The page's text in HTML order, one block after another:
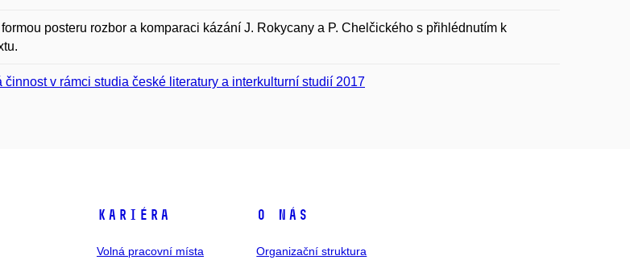
posteru rozbor a komparaci kázání J. Rokycany a P. Chelčického s přihlédnutím k
činnost v rámci studia české literatury a interkulturní studií 2017
Kariéra
Volná pracovní místa
O nás
Organizační struktura